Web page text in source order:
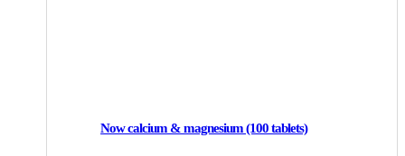
Now calcium & magnesium (100 tablets)